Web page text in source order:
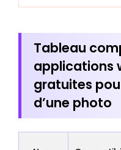
Tableau
applications
gratuites
d’une photo